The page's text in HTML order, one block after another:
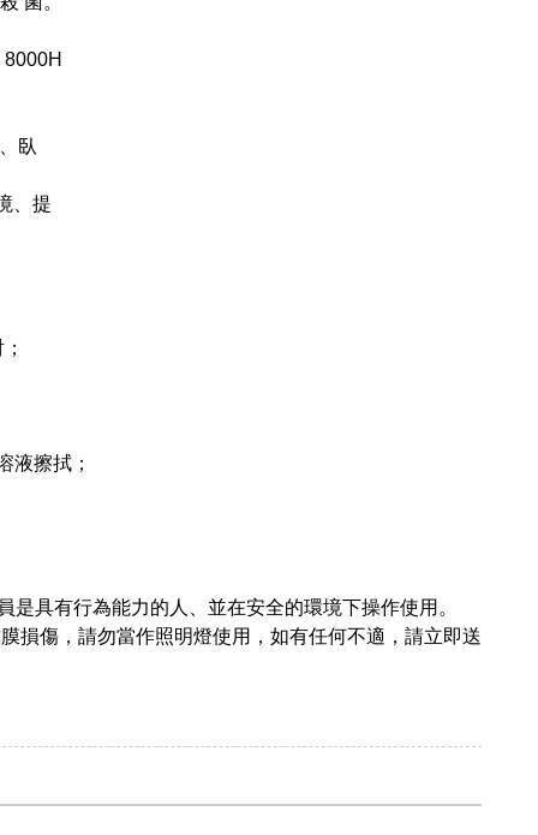
臥
、提
液擦拭；
具有行為能力的人、並在安全的環境下操作使用。
損傷，請勿當作照明燈使用，如有任何不適，請立即送